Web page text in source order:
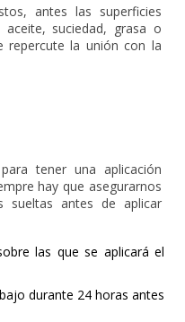
antes las superficies
suciedad, grasa o
repercute la unión con la
tener una aplicación
hay que asegurarnos
sueltas antes de aplicar
las que se aplicará el
durante 24 horas antes